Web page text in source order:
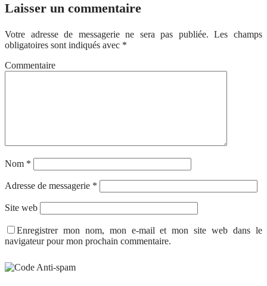
Laisser un commentaire
Votre adresse de messagerie ne sera pas publiée. Les champs
obligatoires sont indiqués avec *
Commentaire
Nom *
Adresse de messagerie *
Site web
Enregistrer mon nom, mon e-mail et mon site web dans le
navigateur pour mon prochain commentaire.